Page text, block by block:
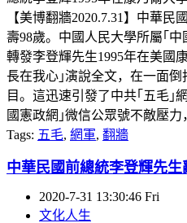
【美博翻牆2020.7.31】中華
壽98歲。中國人民大學所屬｢
轉發李登輝先生1995年在美國
長在我心｣演說全文，在一面
目。這迅速引發了中共｢五毛｣
國憲政網｣微信公眾號不敵壓力
Tags: 五毛, 網軍, 翻牆
中華民國前總統李登輝先生
2020-7-31 13:30:46 Fri
文化人生